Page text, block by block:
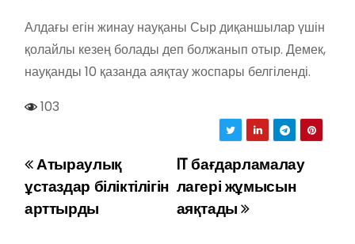
Алдағы егін жинау науқаны Сыр диқаншылар үшін
қолайлы кезең болады деп болжанып отыр. Демек,
науқанды 10 қазанда аяқтау жоспары белгіленді.
103
Н
а
IT бағдарламалау
лагері жұмысын
аяқтады
Атыраулық
ұстаздар біліктілігін
арттырды